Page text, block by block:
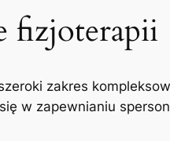
fizjoterapii
zakres
w zapewnianiu